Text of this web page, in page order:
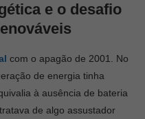
e o desafio
com o apagão de 2001. No
de energia tinha
à ausência de bateria
de algo assustador